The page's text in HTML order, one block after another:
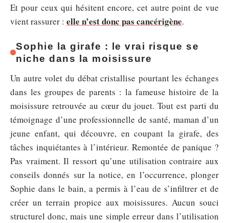
Et pour ceux qui hésitent encore, cet autre point de vue
vient rassurer : elle n’est donc pas cancérigène.
Sophie la girafe : le vrai risque se
niche dans la moisissure
Un autre volet du débat cristallise pourtant les échanges
dans les groupes de parents : la fameuse histoire de la
moisissure retrouvée au cœur du jouet. Tout est parti du
témoignage d’une professionnelle de santé, maman d’un
jeune enfant, qui découvre, en coupant la girafe, des
tâches inquiétantes à l’intérieur. Remontée de panique ?
Pas vraiment. Il ressort qu’une utilisation contraire aux
conseils donnés sur la notice, en l’occurrence, plonger
Sophie dans le bain, a permis à l’eau de s’infiltrer et de
créer un terrain propice aux moisissures. Aucun souci
structurel donc, mais une simple erreur dans l’utilisation